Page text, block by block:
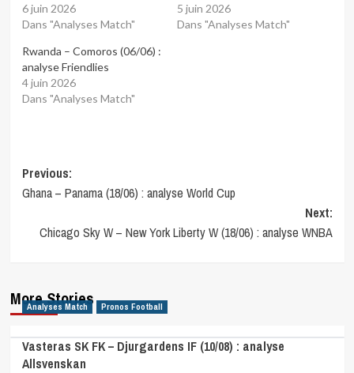
6 juin 2026
Dans "Analyses Match"
5 juin 2026
Dans "Analyses Match"
Rwanda – Comoros (06/06) :
analyse Friendlies
4 juin 2026
Dans "Analyses Match"
Post
navigation
Previous:
Ghana – Panama (18/06) : analyse World Cup
Next:
Chicago Sky W – New York Liberty W (18/06) : analyse WNBA
More Stories
Analyses Match Pronos Football
Vasteras SK FK – Djurgardens IF (10/08) : analyse
Allsvenskan